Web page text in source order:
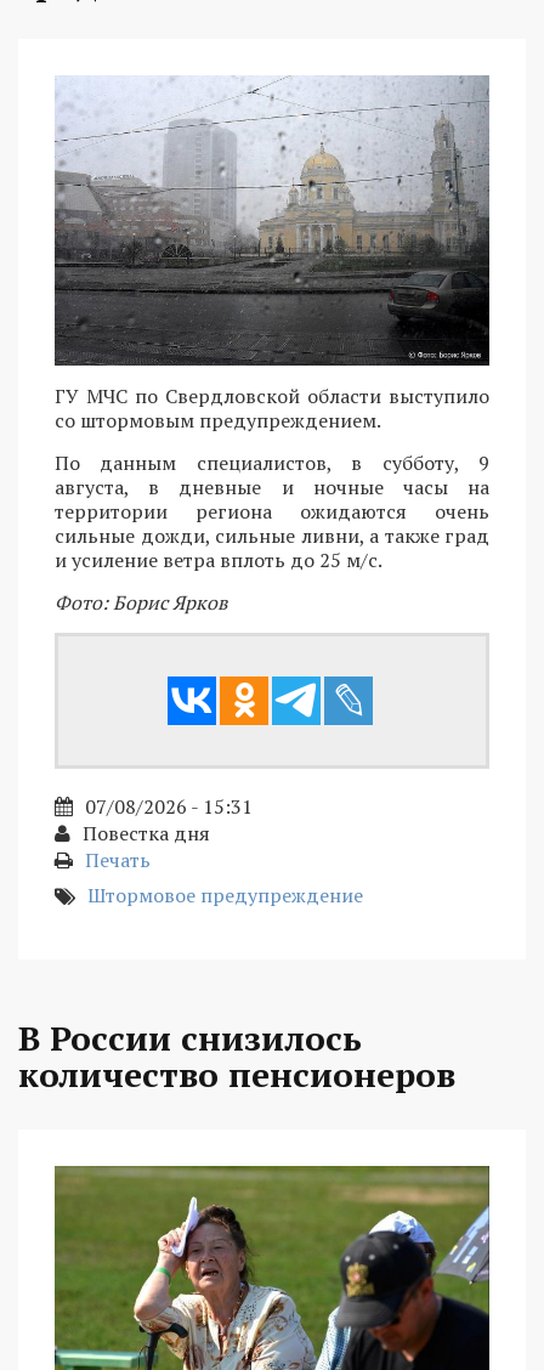
ГУ МЧС по Свердловской области выступило
со штормовым предупреждением.
По данным специалистов, в субботу, 9
августа, в дневные и ночные часы на
территории региона ожидаются очень
сильные дожди, сильные ливни, а также град
и усиление ветра вплоть до 25 м/с.
Фото: Борис Ярков
07/08/2026 - 15:31
Повестка дня
Печать
Штормовое предупреждение
В России снизилось
количество пенсионеров